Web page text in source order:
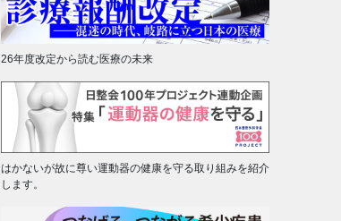
26年度改定から読む医療の未来
はかないが故に尊い運動器の健康を守る取り組みを紹介
します。